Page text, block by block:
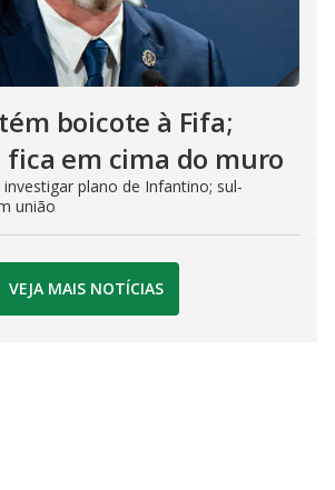
boicote à Fifa;
fica em cima do muro
plano de Infantino; sul-
união
VEJA MAIS NOTÍCIAS